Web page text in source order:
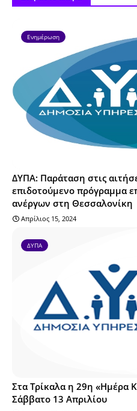
Ενημέρωση
ΔΥΠΑ: Παράταση στις
επιδοτούμενο πρόγραμμα
ανέργων στη Θεσσαλονίκη
Απρίλιος 15, 2024
ΔΥΠΑ
Στα Τρίκαλα η 29η «Ημέρα
Σάββατο 13 Απριλίου